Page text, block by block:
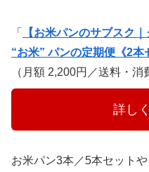
「
【お米パンのサブスク
“お米” パンの定期便《2本
（月額 2,200円／送料・消
詳し
お米パン3本／5本セット